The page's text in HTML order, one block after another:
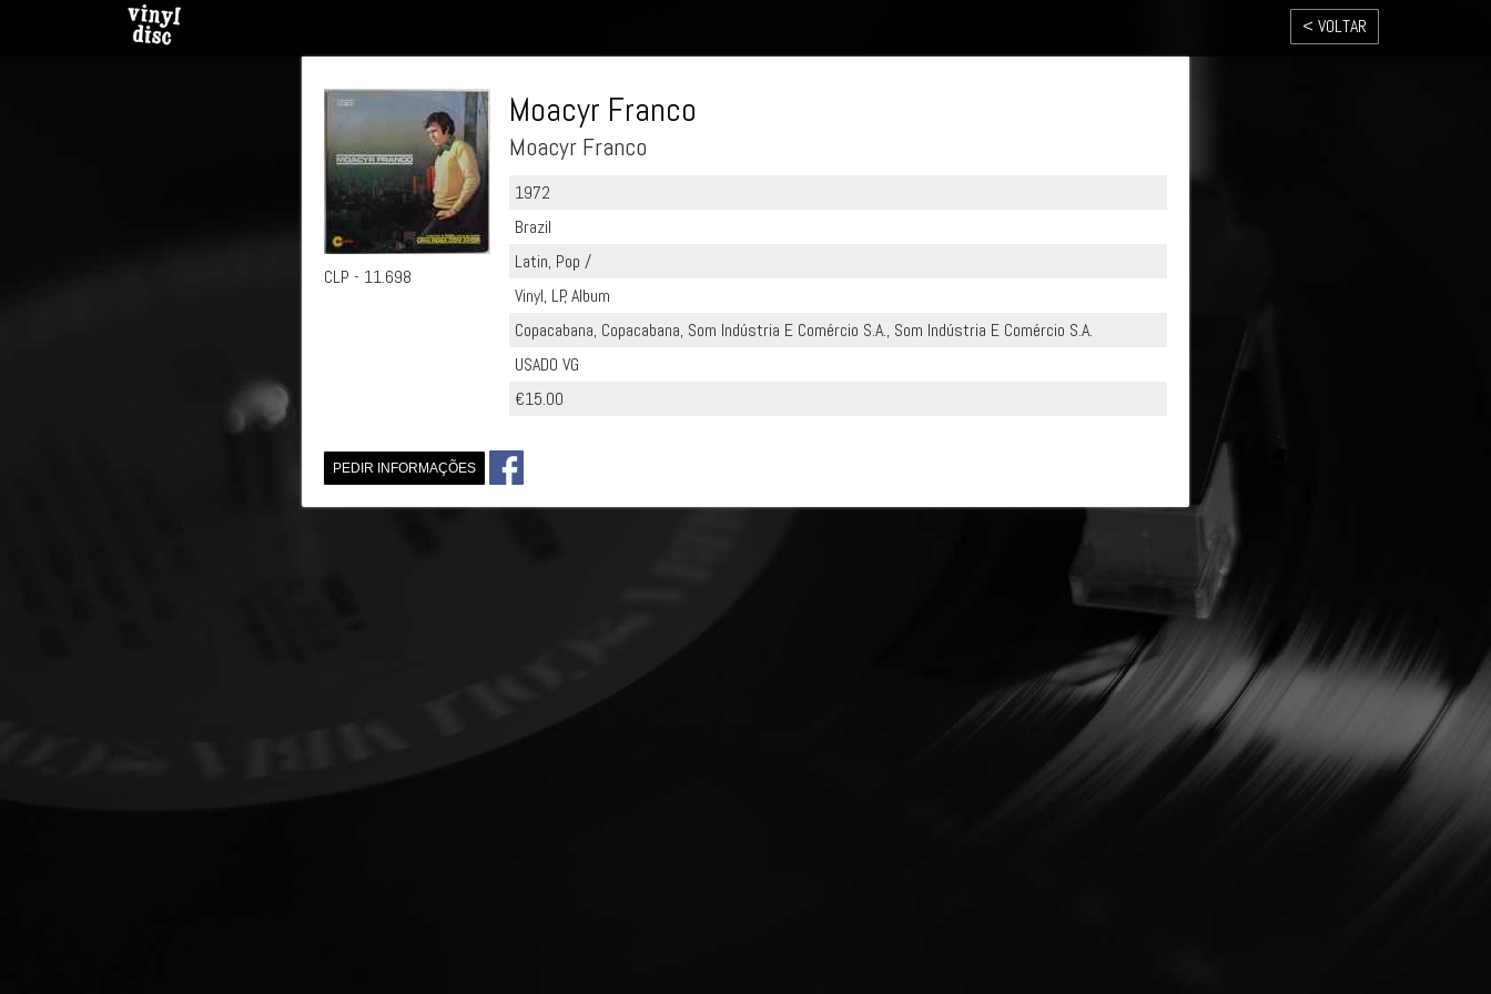
< VOLTAR
CLP - 11.698
Moacyr Franco
Moacyr Franco
1972
Brazil
Latin, Pop /
Vinyl, LP, Album
Copacabana, Copacabana, Som Indústria E Comércio S.A., Som Indústria E Comércio S.A.
USADO VG
€15.00
PEDIR INFORMAÇÕES